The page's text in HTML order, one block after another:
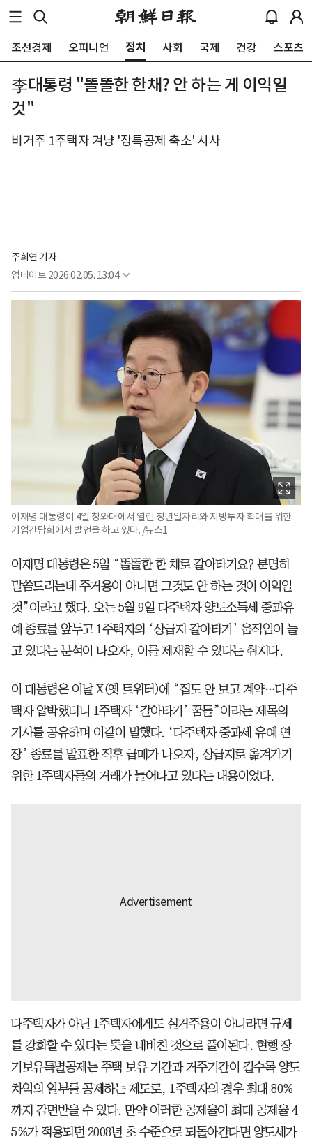
조선경제 오피니언 정치 사회 국제 건강 스포츠
李대통령 "똘똘한 한채? 안 하는 게 이익일
것"
비거주 1주택자 겨냥 '장특공제 축소' 시사
주희연 기자
업데이트 2026.02.05. 13:04
이재명 대통령이 4일 청와대에서 열린 청년일자리와 지방투자 확대를 위한
기업간담회에서 발언을 하고 있다. /뉴스1
이재명 대통령은 5일 “똘똘한 한 채로 갈아타기요? 분명히
말씀드리는데 주거용이 아니면 그것도 안 하는 것이 이익일
것”이라고 했다. 오는 5월 9일 다주택자 양도소득세 중과유
예 종료를 앞두고 1주택자의 ‘상급지 갈아타기’ 움직임이 늘
고 있다는 분석이 나오자, 이를 제재할 수 있다는 취지다.
이 대통령은 이날 X(옛 트위터)에 “집도 안 보고 계약…다주
택자 압박했더니 1주택자 ‘갈아타기’ 꿈틀”이라는 제목의
기사를 공유하며 이같이 말했다. ‘다주택자 중과세 유예 연
장’ 종료를 발표한 직후 급매가 나오자, 상급지로 옮겨가기
위한 1주택자들의 거래가 늘어나고 있다는 내용이었다.
다주택자가 아닌 1주택자에게도 실거주용이 아니라면 규제
를 강화할 수 있다는 뜻을 내비친 것으로 풀이된다. 현행 장
기보유특별공제는 주택 보유 기간과 거주기간이 길수록 양도
차익의 일부를 공제하는 제도로, 1주택자의 경우 최대 80%
까지 감면받을 수 있다. 만약 이러한 공제율이 최대 공제율 4
5%가 적용되던 2008년 초 수준으로 되돌아간다면 양도세가